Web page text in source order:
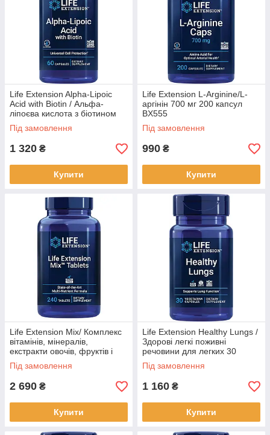
Life Extension Alpha-Lipoic
Acid with Biotin / Альфа-
ліпоєва кислота з біотином
60 капсул BX691
Під замовлення
1 320 ₴
Купити
Life Extension L-Arginine/L-
аргінін 700 мг 200 капсул
BX555
Під замовлення
990 ₴
Купити
Life Extension Mix/ Комплекс
вітамінів, мінералів,
екстракти овочів, фруктів і
рослин 240 таблеток BX360
Під замовлення
2 690 ₴
Купити
Life Extension Healthy Lungs /
Здорові легкі поживні
речовини для легких 30
капсул BX257
Під замовлення
1 160 ₴
Купити